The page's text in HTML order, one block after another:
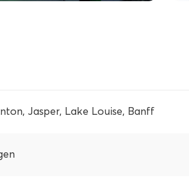
Jasper, Lake Louise, Banff